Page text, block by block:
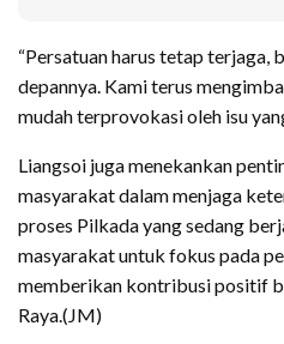
“Persatuan harus tetap terjaga,
depannya. Kami terus
mudah terprovokasi oleh isu
Liangsoi juga menekankan
masyarakat dalam menjaga
proses Pilkada yang sedang
masyarakat untuk fokus pada
memberikan kontribusi positif
Raya.(JM)